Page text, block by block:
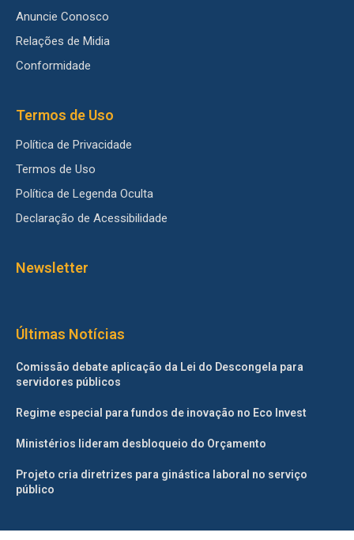
Anuncie Conosco
Relações de Midia
Conformidade
Termos de Uso
Política de Privacidade
Termos de Uso
Política de Legenda Oculta
Declaração de Acessibilidade
Newsletter
Últimas Notícias
Comissão debate aplicação da Lei do Descongela para
servidores públicos
Regime especial para fundos de inovação no Eco Invest
Ministérios lideram desbloqueio do Orçamento
Projeto cria diretrizes para ginástica laboral no serviço
público